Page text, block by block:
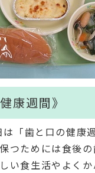
康週間》
「歯と口の健康週
つためには食後
い食生活やよく